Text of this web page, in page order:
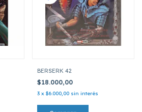
BERSERK 42
$18.000,00
3 x $6.000,00 sin interés